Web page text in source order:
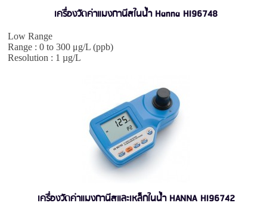
เครื่องวัดค่าแมงกานีสในน้ำ Hanna HI96748
Low Range
Range : 0 to 300 μg/L (ppb)
Resolution : 1 µg/L
เครื่องวัดค่าแมงกานีสและเหล็กในน้ำ HANNA HI96742